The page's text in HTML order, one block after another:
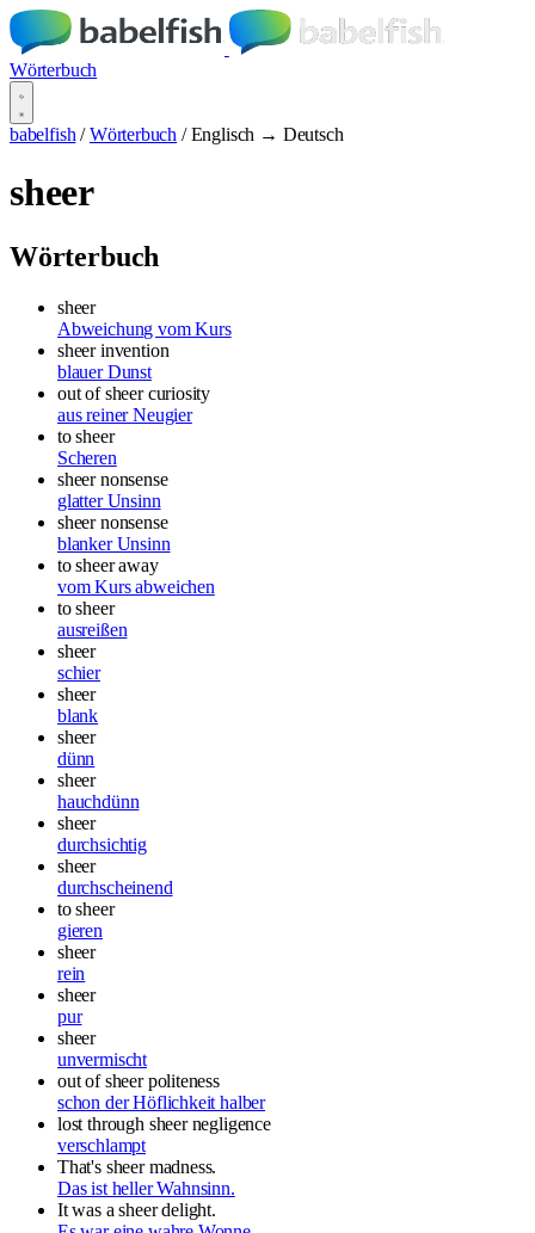
Wörterbuch
babelfish / Wörterbuch / Englisch → Deutsch
sheer
Wörterbuch
sheer
Abweichung vom Kurs
sheer invention
blauer Dunst
out of sheer curiosity
aus reiner Neugier
to sheer
Scheren
sheer nonsense
glatter Unsinn
sheer nonsense
blanker Unsinn
to sheer away
vom Kurs abweichen
to sheer
ausreißen
sheer
schier
sheer
blank
sheer
dünn
sheer
hauchdünn
sheer
durchsichtig
sheer
durchscheinend
to sheer
gieren
sheer
rein
sheer
pur
sheer
unvermischt
out of sheer politeness
schon der Höflichkeit halber
lost through sheer negligence
verschlampt
That's sheer madness.
Das ist heller Wahnsinn.
It was a sheer delight.